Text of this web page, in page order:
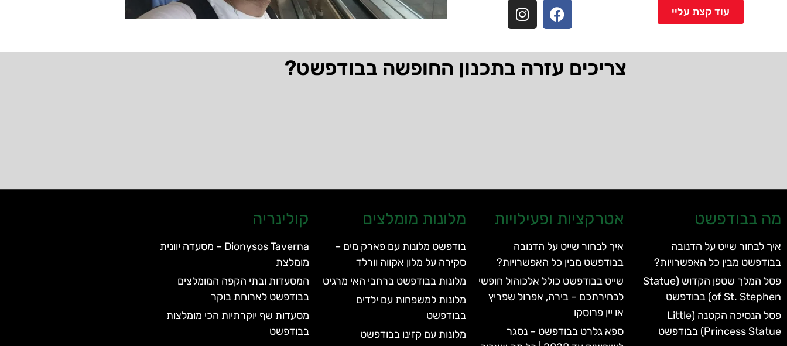
עוד קצת עליי
צריכים עזרה בתכנון החופשה בבודפשט?
מה בבודפשט
איך לבחור שייט על הדנובה
בבודפשט מבין כל האפשרויות?
פסל המלך שטפן הקדוש (Statue
of St. Stephen) בבודפשט
פסל הנסיכה הקטנה (Little
Princess Statue) בבודפשט
אטרקציות ופעילויות
איך לבחור שייט על הדנובה
בבודפשט מבין כל האפשרויות?
שייט בבודפשט כולל אלכוהול חופשי
לבחירתכם – בירה, אפרול שפריץ
או יין פרוסקו
ספא גלרט בבודפשט – נסגר
מלונות מומלצים
בודפשט מלונות עם פארק מים –
סקירה על מלון אקווה וורלד
מלונות בבודפשט ברחבי האי מרגיט
מלונות למשפחות עם ילדים
בבודפשט
מלונות עם קזינו בבודפשט
קולינריה
Dionysos Taverna – מסעדה יוונית
מומלצת
המסעדות ובתי הקפה המומלצים
בבודפשט לארוחת בוקר
מסעדות שף יוקרתיות הכי מומלצות
בבודפשט